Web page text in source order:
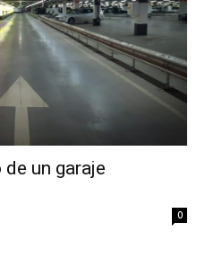
un garaje
0